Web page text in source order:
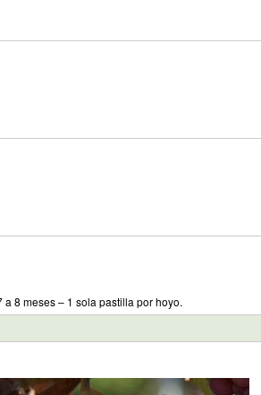
8 meses – 1 sola pastilla por hoyo.